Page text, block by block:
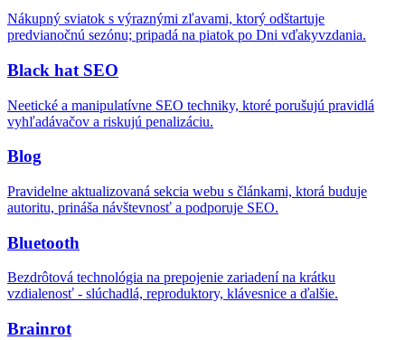
Nákupný sviatok s výraznými zľavami, ktorý odštartuje
predvianočnú sezónu; pripadá na piatok po Dni vďakyvzdania.
Black hat SEO
Neetické a manipulatívne SEO techniky, ktoré porušujú pravidlá
vyhľadávačov a riskujú penalizáciu.
Blog
Pravidelne aktualizovaná sekcia webu s článkami, ktorá buduje
autoritu, prináša návštevnosť a podporuje SEO.
Bluetooth
Bezdrôtová technológia na prepojenie zariadení na krátku
vzdialenosť - slúchadlá, reproduktory, klávesnice a ďalšie.
Brainrot